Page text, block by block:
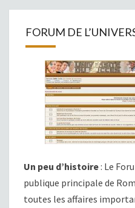
FORUM DE
Un peu d’histoire: Le
publique principale de
toutes les affaires